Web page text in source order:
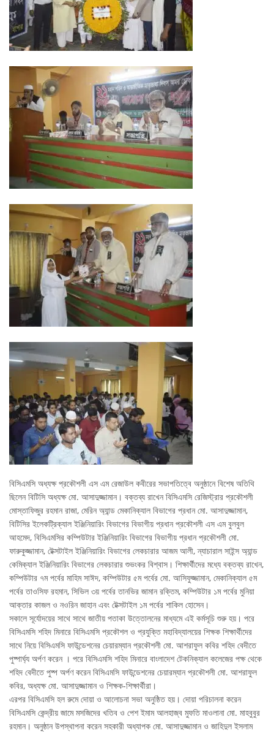
বিসিএমসি অধ্যক্ষ প্রকৌশলী এস এম রেজাউল কবীরের সভাপতিত্বে অনুষ্ঠানে বিশেষ অতিথি
ছিলেন বিটিসি অধ্যক্ষ মো. আসাদুজ্জামান। বক্তব্য রাখেন বিসিএমসি রেজিস্ট্রার প্রকৌশলী
মোস্তাফিজুর রহমান রাজা, মেরিন অ্যান্ড মেকানিক্যাল বিভাগের প্রধান মো. আসাদুজ্জামান,
বিটিসির ইলেকট্রিক্যাল ইঞ্জিনিয়ারিং বিভাগের বিভাগীয় প্রধান প্রকৌশলী এস এম বুলবুল
আহমেদ, বিসিএমসির কম্পিউটার ইঞ্জিনিয়ারিং বিভাগের বিভাগীয় প্রধান প্রকৌশলী মো.
ফারুকুজ্জামান, টেক্সটাইল ইঞ্জিনিয়ারিং বিভাগের লেকচারার আজম আলী, ন্যাচারাল সাইন্স অ্যান্ড
কেমিক্যাল ইঞ্জিনিয়ারিং বিভাগের লেকচারার শুভংকর বিশ্বাস। শিক্ষার্থীদের মধ্যে বক্তব্য রাখেন,
কম্পিউটার ৭ম পর্বের মাহিম সাঈদ, কম্পিউটার ৫ম পর্বের মো. আসিফুজ্জামান, মেকানিক্যাল ৫ম
পর্বের তাওসিফ রহমান, সিভিল ৩য় পর্বের তানভির জামান রক্তিম, কম্পিউটার ১ম পর্বের মুনিয়া
আক্তার কাজল ও নওরিন জাহান এবং টেক্সটাইল ১ম পর্বের শাকিল হোসেন।
সকালে সূর্যোদয়ের সাথে সাথে জাতীয় পতাকা উত্তোলনের মাধ্যমে এই কর্মসূচি শুরু হয়। পরে
বিসিএমসি শহিদ মিনারে বিসিএমসি প্রকৌশল ও প্রযুক্তি মহাবিদ্যালয়ের শিক্ষক শিক্ষার্থীদের
সাথে নিয়ে বিসিএমসি ফাউন্ডেশনের চেয়ারম্যান প্রকৌশলী মো. আশরাফুল কবির শহিদ বেদীতে
পুষ্পার্ঘ্য অর্পণ করেন । পরে বিসিএমসি শহিদ মিনারে বাংলাদেশ টেকনিক্যাল কলেজের পক্ষ থেকে
শহিদ বেদীতে পুষ্প অর্পণ করেন বিসিএমসি ফাউন্ডেশনের চেয়ারম্যান প্রকৌশলী মো. আশরাফুল
কবির, অধ্যক্ষ মো. আসাদুজ্জামান ও শিক্ষক-শিক্ষার্থীরা।
এরপর বিসিএমসি হল রুমে দোয়া ও আলোচনা সভা অনুষ্ঠিত হয়। দোয়া পরিচালনা করেন
বিসিএমসি কেন্দ্রীয় জামে মসজিদের খতিব ও পেশ ইমাম আলহাজ্ব মুফতি মাওলানা মো. মাহবুবুর
রহমান। অনুষ্ঠান উপস্থাপনা করেন সহকারী অধ্যাপক মো. আসাদুজ্জামান ও জাহিদুল ইসলাম
FACEBOOK PRIMARY PAGE
FACEBOOK SECONDARY PAGE
USEFUL LINKS